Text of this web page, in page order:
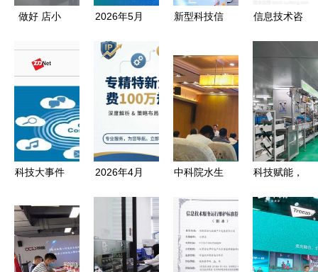
做好 店小
嘉兴科技城
开展 深化
三服务 助
推开门红
暨 企业服
务直通车
动
2026年5月
察广州Geo
营销服务商
格局与优选
新型科技信
国家科技创
新和产业发
展战略研究
论坛顺利举
行——信息
技术咨询服
值与实践路
径
信息技术咨
心价值与应
用趋势
科技大事件
写功能与磁
性吸合耳机
专利激活IT
2026年4月
准锁定高企
与“专精特
新”申报服
中科院水生
特派员服务
团为襄阳水
产产业插上
科技赋能，
——区科技
局深化信息
技术咨询服